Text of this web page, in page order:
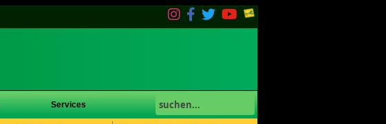
Services